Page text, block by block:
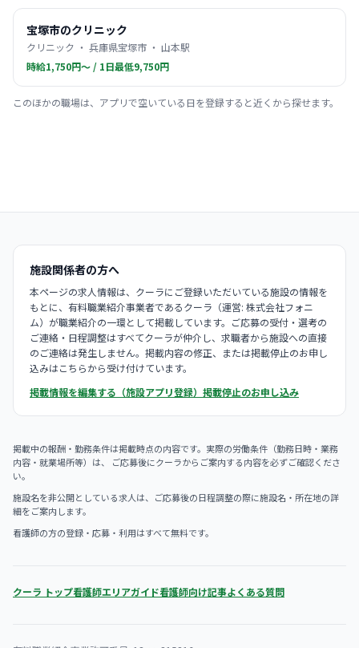
宝塚市のクリニック
クリニック ・ 兵庫県宝塚市 ・ 山本駅
時給1,750円〜 / 1日最低9,750円
このほかの職場は、アプリで空いている日を登録すると近くから探せます。
施設関係者の方へ
本ページの求人情報は、クーラにご登録いただいている施設の情報を
もとに、有料職業紹介事業者であるクーラ（運営: 株式会社フォニ
ム）が職業紹介の一環として掲載しています。ご応募の受付・選考の
ご連絡・日程調整はすべてクーラが仲介し、求職者から施設への直接
のご連絡は発生しません。掲載内容の修正、または掲載停止のお申し
込みはこちらから受け付けています。
掲載情報を編集する（施設アプリ登録） 掲載停止のお申し込み
掲載中の報酬・勤務条件は掲載時点の内容です。実際の労働条件（勤務日時・業務
内容・就業場所等）は、 ご応募後にクーラからご案内する内容を必ずご確認くださ
い。
施設名を非公開としている求人は、ご応募後の日程調整の際に施設名・所在地の詳
細をご案内します。
看護師の方の登録・応募・利用はすべて無料です。
クーラ トップ看護師エリアガイド看護師向け記事よくある質問